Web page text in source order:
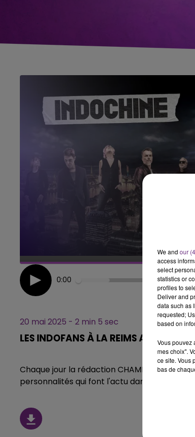
10h00 - 14h00
LE TICKET DE CAISSE
0:00
20 mai 2025 - 2 min 5 sec
LES INDOFANS À LA REIMS ARENA -
Chaque jour la rédaction CHAMPAGNE FM,
personnalités qui font l'actu dans notre région.
We and our
access
select
statistics or
profiles to
Deliver and
data such as
requested;
based on
Vous pouvez
mes choix".
ce site. Vous
bas de